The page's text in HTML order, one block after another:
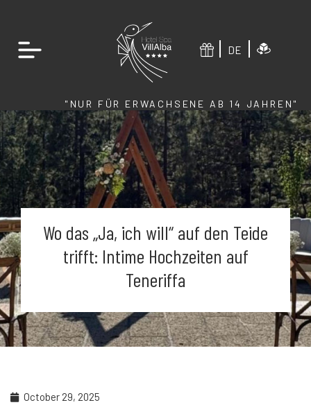
DE
"NUR FÜR ERWACHSENE AB 14 JAHREN"
Wo das „Ja, ich will“ auf den Teide
trifft: Intime Hochzeiten auf
Teneriffa
October 29, 2025